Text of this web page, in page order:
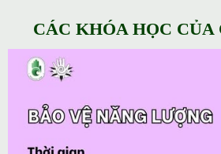
CÁC KHÓA HỌC CỦA